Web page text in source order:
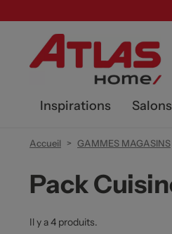
Inspirations Salons
Accueil GAMMES MAGASINS
Pack
Il y a 4 produits.